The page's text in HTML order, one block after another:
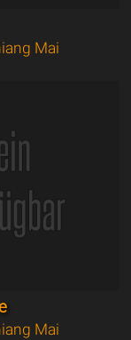
Mai
Mai